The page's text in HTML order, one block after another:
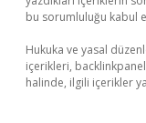
bu sorumluluğu kabul
Hukuka ve yasal
içerikleri,
halinde, ilgili içerikler